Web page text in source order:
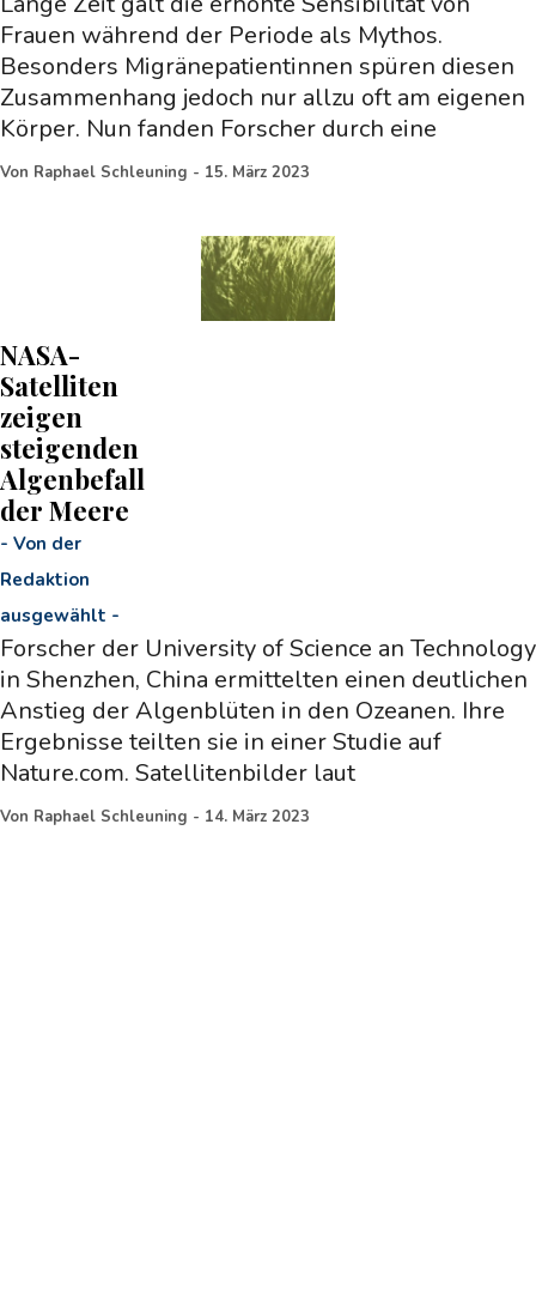
Frauen während der Periode als Mythos.
Besonders Migränepatientinnen spüren diesen
Zusammenhang jedoch nur allzu oft am eigenen
Körper. Nun fanden Forscher durch eine
Von Raphael Schleuning - 15. März 2023
NASA-
Satelliten
zeigen
steigenden
Algenbefall
der Meere
- Von der
Redaktion
ausgewählt -
Forscher der University of Science an Technology
in Shenzhen, China ermittelten einen deutlichen
Anstieg der Algenblüten in den Ozeanen. Ihre
Ergebnisse teilten sie in einer Studie auf
Nature.com. Satellitenbilder laut
Von Raphael Schleuning - 14. März 2023